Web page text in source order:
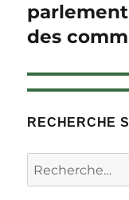
des
RECHERCHE
Rechercher :